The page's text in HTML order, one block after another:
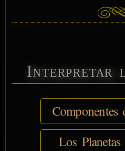
Interpretar
Los